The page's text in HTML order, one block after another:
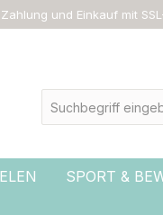
und Einkauf mit
SPORT &